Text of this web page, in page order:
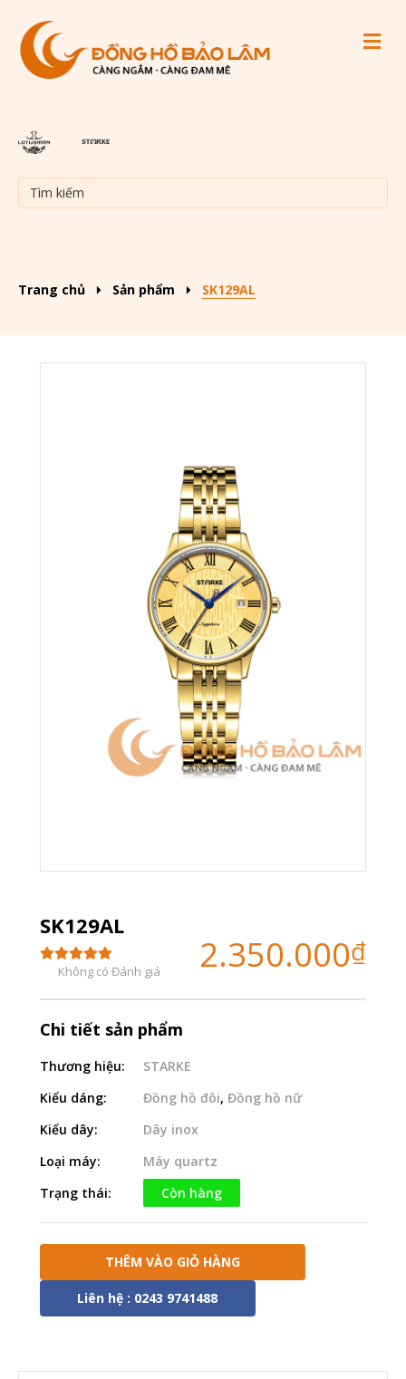
Trang chủ Sản phẩm SK129AL
SK129AL
Không có Đánh giá 2.350.000₫
Chi tiết sản phẩm
Thương hiệu:
STARKE
Kiểu dáng:
Đồng hồ đôi, Đồng hồ nữ
Kiểu dây:
Dây inox
Loại máy:
Máy quartz
Trạng thái:
Còn hàng
THÊM VÀO GIỎ HÀNG
Liên hệ : 0243 9741488